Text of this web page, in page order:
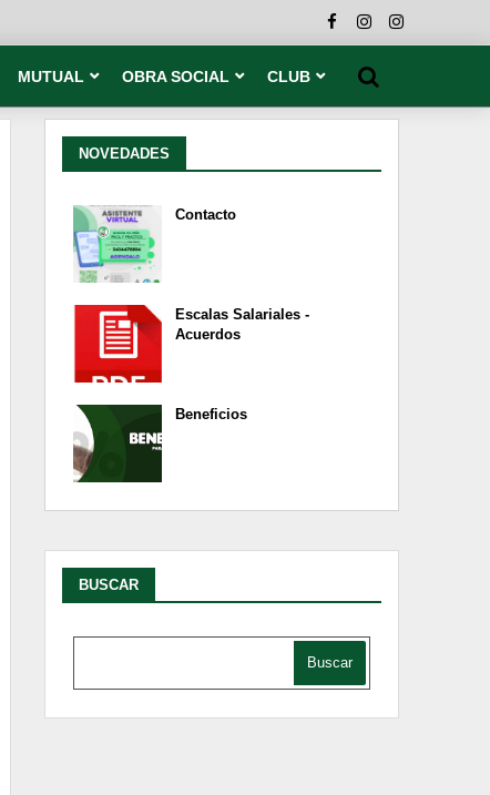
MUTUAL OBRA SOCIAL CLUB
NOVEDADES
Contacto
Escalas Salariales -
Acuerdos
Beneficios
BUSCAR